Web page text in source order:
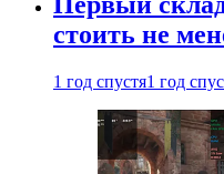
стоить не
1 год спустя1 год